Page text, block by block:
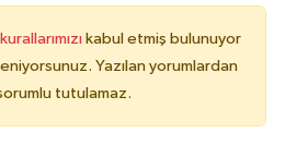
kabul etmiş bulunuyor
Yazılan yorumlardan
tutulamaz.